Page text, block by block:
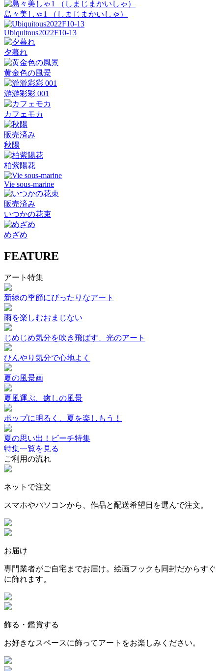
島々美しゃ1 （しまじまかいしゃ）
Ubiquitous2022F10-13
夕暮れ
黄金色の風景
游游彩彩 001
カフェモカ
販売済み
秋陽
柏紫陽花
Vie sous-marine
販売済み
いつかの花束
めざめ
FEATURE
アート特集
新緑の季節にぴったりなアート
雨を楽しむおまじない
じめじめ気分を吹き飛ばす、光のアート
ひんやり気分で心地よく
夏の風景画
夏風運ぶ、癒しの風景
ポップに明るく、夏を楽しもう！
夏の思い出！ビーチ特集
特集一覧を見る
ご利用の流れ
ネットで注文
スマホやパソコンから、作品と配送希望日を選んで注文。
お届け
専門業者がご自宅までお届け。絵画フックも同封だからすぐ
に飾れます。
飾る・鑑賞する
お好きなスペースに飾ってアートをお楽しみください。